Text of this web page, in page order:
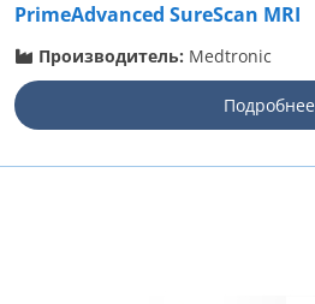
PrimeAdvanced SureScan MRI
Производитель: Medtronic
Подробнее